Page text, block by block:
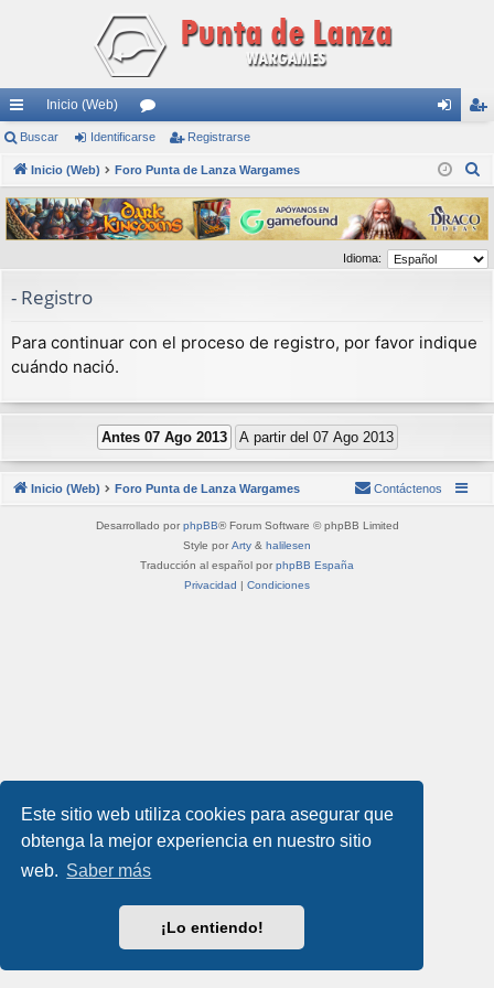
Este sitio web utiliza cookies para asegurar que
obtenga la mejor experiencia en nuestro sitio
web. Saber más
¡Lo entiendo!
nl
ac
es
rá
pi
do
s
Inicio (Web)
or
os nti
fic
ar
se
ist
ra
rs
e
Buscar Identificarse Registrarse
Inicio (Web) Foro Punta de Lanza Wargames
s
c
a
Idioma:
- Registro
Para continuar con el proceso de registro, por favor indique
cuándo nació.
Inicio (Web) Foro Punta de Lanza Wargames Contáctenos
Desarrollado por phpBB® Forum Software © phpBB Limited
Style por Arty & halilesen
Traducción al español por phpBB España
Privacidad | Condiciones